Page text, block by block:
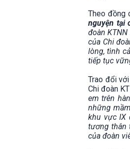
Theo đồng
nguyện tại
đoàn
của Chi
lòng, tình
tiếp tục
Trao đổi
Chi đoàn
em trên
những
khu vực IX
tương thân
của đoàn